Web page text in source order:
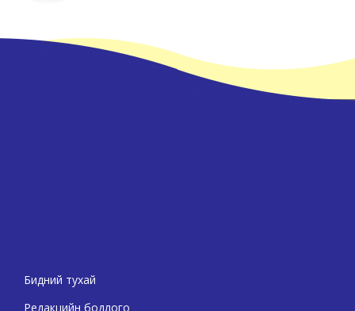
Бидний тухай
Редакцийн бодлого